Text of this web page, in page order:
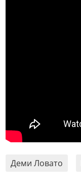
Деми Ловато